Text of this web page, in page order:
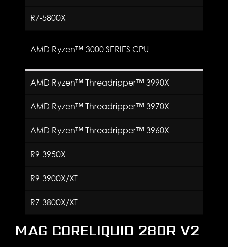
R7-5800X
AMD Ryzen™ 3000 SERIES CPU
AMD Ryzen™ Threadripper™ 3990X
AMD Ryzen™ Threadripper™ 3970X
AMD Ryzen™ Threadripper™ 3960X
R9-3950X
R9-3900X/XT
R7-3800X/XT
MAG CORELIQUID 280R V2